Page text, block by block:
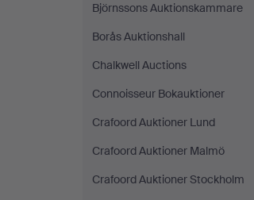
Björnssons Auktionskammare
Borås Auktionshall
Chalkwell Auctions
Connoisseur Bokauktioner
Crafoord Auktioner Lund
Crafoord Auktioner Malmö
Crafoord Auktioner Stockholm